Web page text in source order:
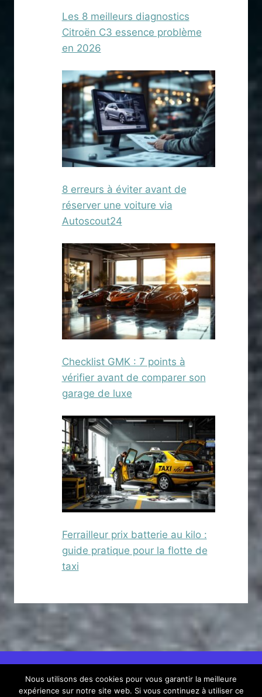
Les 8 meilleurs diagnostics
Citroën C3 essence problème
en 2026
8 erreurs à éviter avant de
réserver une voiture via
Autoscout24
Checklist GMK : 7 points à
vérifier avant de comparer son
garage de luxe
Ferrailleur prix batterie au kilo :
guide pratique pour la flotte de
taxi
© 2026 Voiture Achat et LocationNous contacter
Nous utilisons des cookies pour vous garantir la meilleure
expérience sur notre site web. Si vous continuez à utiliser ce